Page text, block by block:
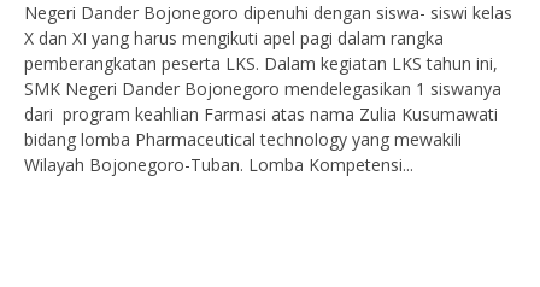
Negeri Dander Bojonegoro dipenuhi dengan siswa- siswi kelas
X dan XI yang harus mengikuti apel pagi dalam rangka
pemberangkatan peserta LKS. Dalam kegiatan LKS tahun ini,
SMK Negeri Dander Bojonegoro mendelegasikan 1 siswanya
dari program keahlian Farmasi atas nama Zulia Kusumawati
bidang lomba Pharmaceutical technology yang mewakili
Wilayah Bojonegoro-Tuban. Lomba Kompetensi...